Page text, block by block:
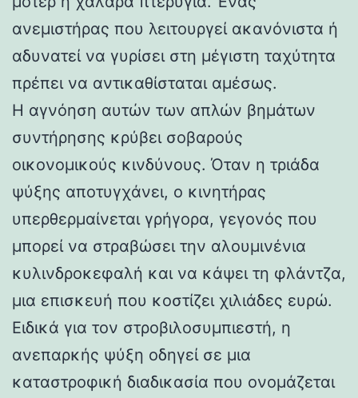
ανεμιστήρας που λειτουργεί ακανόνιστα ή
αδυνατεί να γυρίσει στη μέγιστη ταχύτητα
πρέπει να αντικαθίσταται αμέσως.
Η αγνόηση αυτών των απλών βημάτων
συντήρησης κρύβει σοβαρούς
οικονομικούς κινδύνους. Όταν η τριάδα
ψύξης αποτυγχάνει, ο κινητήρας
υπερθερμαίνεται γρήγορα, γεγονός που
μπορεί να στραβώσει την αλουμινένια
κυλινδροκεφαλή και να κάψει τη φλάντζα,
μια επισκευή που κοστίζει χιλιάδες ευρώ.
Ειδικά για τον στροβιλοσυμπιεστή, η
ανεπαρκής ψύξη οδηγεί σε μια
καταστροφική διαδικασία που ονομάζεται